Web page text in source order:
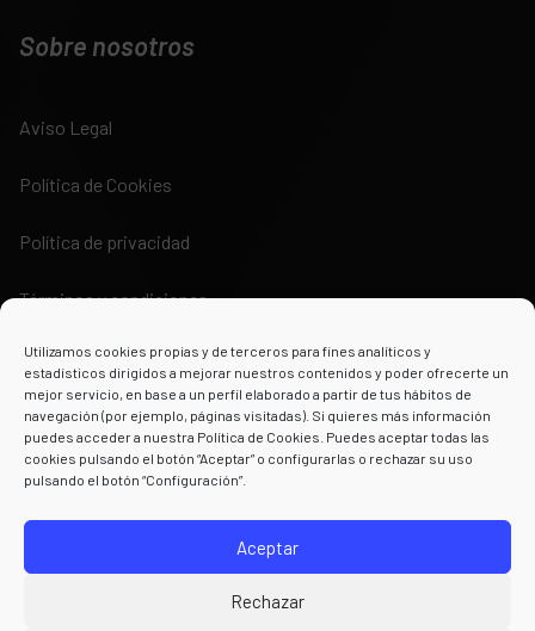
Utilizamos cookies propias y de terceros para fines analíticos y
estadísticos dirigidos a mejorar nuestros contenidos y poder ofrecerte un
mejor servicio, en base a un perfil elaborado a partir de tus hábitos de
navegación (por ejemplo, páginas visitadas). Si quieres más información
puedes acceder a nuestra Política de Cookies. Puedes aceptar todas las
cookies pulsando el botón “Aceptar” o configurarlas o rechazar su uso
pulsando el botón “Configuración”.
Aceptar
Rechazar
Sobre nosotros
Aviso Legal
Política de Cookies
Política de privacidad
Términos y condiciones
Powered by